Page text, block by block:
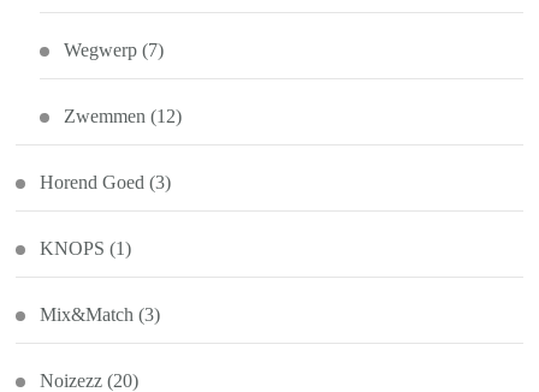
Wegwerp (7)
Zwemmen (12)
Horend Goed (3)
KNOPS (1)
Mix&Match (3)
Noizezz (20)